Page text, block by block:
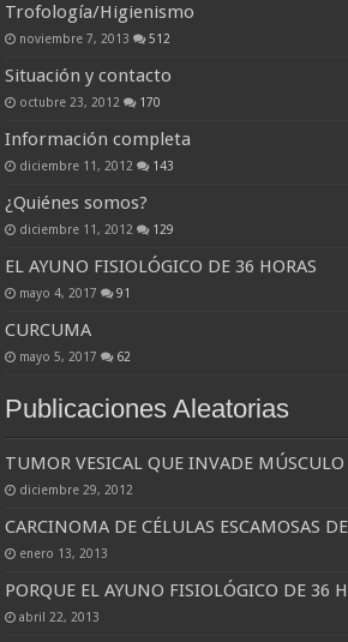
Trofología/Higienismo
noviembre 7, 2013 512
Situación y contacto
octubre 23, 2012 170
Información completa
diciembre 11, 2012 143
¿Quiénes somos?
diciembre 11, 2012 129
EL AYUNO FISIOLÓGICO DE 36 HORAS
mayo 4, 2017 91
CURCUMA
mayo 5, 2017 62
Publicaciones Aleatorias
TUMOR VESICAL QUE INVADE
diciembre 29, 2012
CARCINOMA DE CÉLULAS ESCAMOSAS
enero 13, 2013
PORQUE EL AYUNO FISIOLÓGICO DE 36
abril 22, 2013